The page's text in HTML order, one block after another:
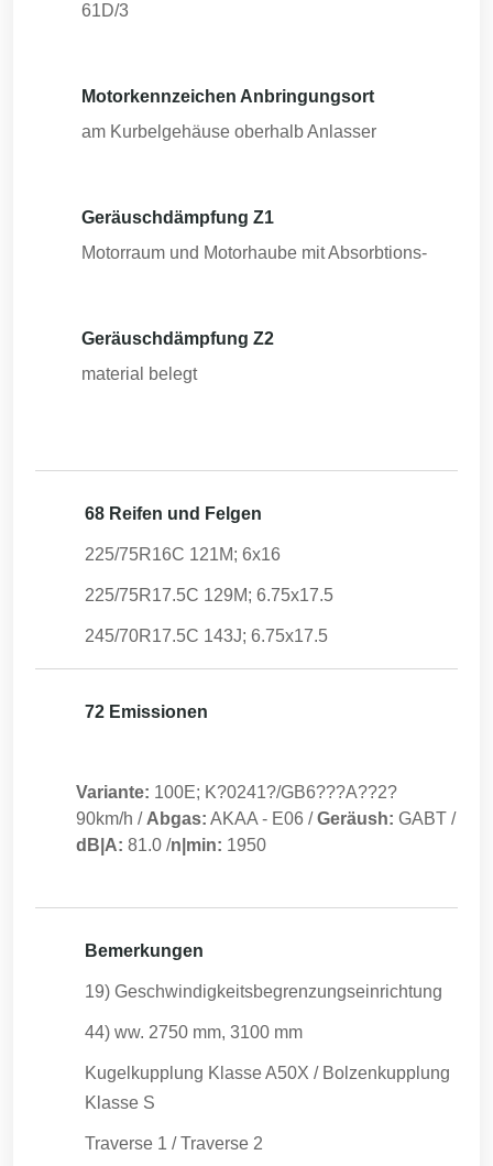
61D/3
Motorkennzeichen Anbringungsort
am Kurbelgehäuse oberhalb Anlasser
Geräuschdämpfung Z1
Motorraum und Motorhaube mit Absorbtions-
Geräuschdämpfung Z2
material belegt
68 Reifen und Felgen
225/75R16C 121M; 6x16
225/75R17.5C 129M; 6.75x17.5
245/70R17.5C 143J; 6.75x17.5
72 Emissionen
Variante: 100E; K?0241?/GB6???A??2?
90km/h / Abgas: AKAA - E06 /Geräush: GABT /
dB|A: 81.0 /n|min: 1950
Bemerkungen
19) Geschwindigkeitsbegrenzungseinrichtung
44) ww. 2750 mm, 3100 mm
Kugelkupplung Klasse A50X / Bolzenkupplung
Klasse S
Traverse 1 / Traverse 2